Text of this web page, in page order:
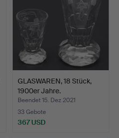
GLASWAREN, 18 Stück,
1900er Jahre.
Beendet 15. Dez 2021
33 Gebote
367 USD